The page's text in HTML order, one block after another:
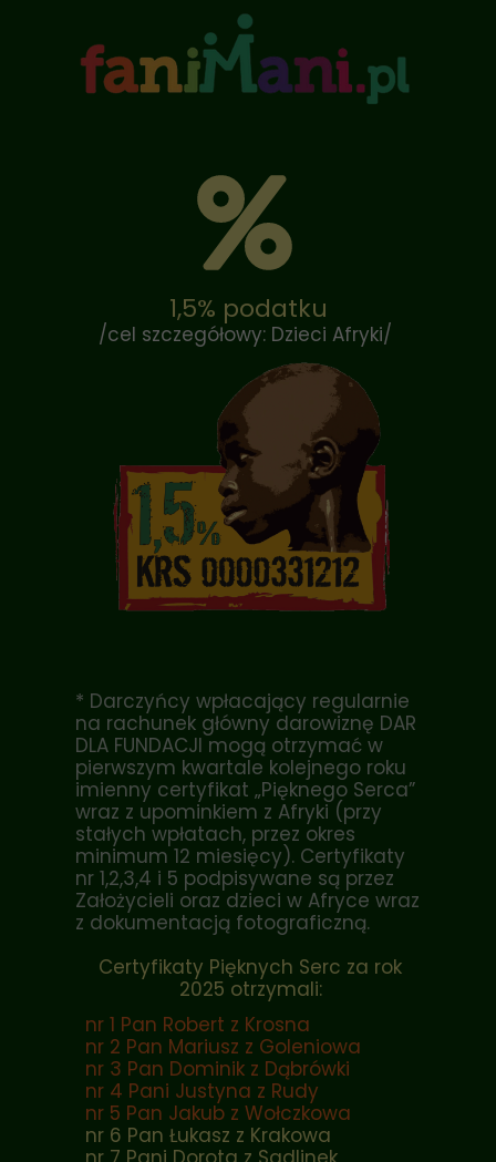
nr 1 Pan Robert z Krosna
nr 2 Pan Mariusz z Goleniowa
nr 3 Pan Dominik z Dąbrówki
nr 4 Pani Justyna z Rudy
nr 5 Pan Jakub z Wołczkowa
nr 6 Pan Łukasz z Krakowa
* Darczyńcy wpłacający regularnie
na rachunek główny darowiznę DAR
DLA FUNDACJI mogą otrzymać w
pierwszym kwartale kolejnego roku
imienny certyfikat „Pięknego Serca”
wraz z upominkiem z Afryki (przy
stałych wpłatach, przez okres
minimum 12 miesięcy). Certyfikaty
nr 1,2,3,4 i 5 podpisywane są przez
Założycieli oraz dzieci w Afryce wraz
z dokumentacją fotograficzną.
Certyfikaty Pięknych Serc za rok
2025 otrzymali:
1,5% podatku
/cel szczegółowy: Dzieci Afryki/